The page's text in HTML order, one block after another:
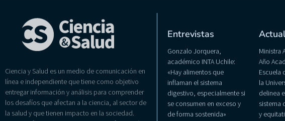
Ciencia y Salud es un medio de comunicación en
línea e independiente que tiene como objetivo
entregar información y análisis para comprender
los desafíos que afectan a la ciencia, al sector de
la salud y que tienen impacto en la sociedad.
Entrevistas
Gonzalo Jorquera,
académico INTA Uchile:
«Hay alimentos que
inflaman el sistema
digestivo, especialmente si
se consumen en exceso y
de forma sostenida»
Ministra
Año
Escuela
la
delinea
sistema
y